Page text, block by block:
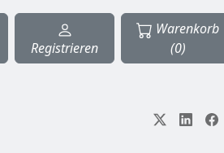
Registrieren
Warenkorb
(0)